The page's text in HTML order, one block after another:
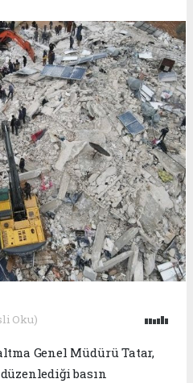
Oku)
Genel Müdürü Tatar,
basın